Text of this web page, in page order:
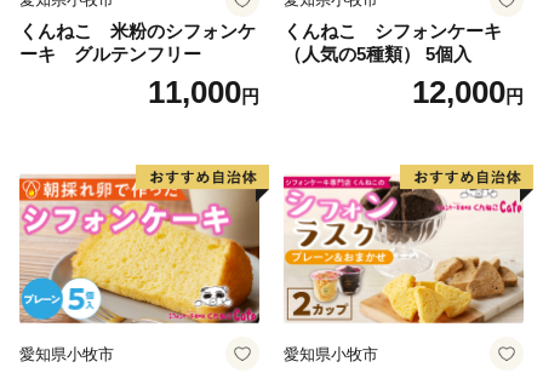
くんねこ 米粉のシフォンケ
ーキ グルテンフリー
11,000円
くんねこ シフォンケーキ
（人気の5種類） 5個入
12,000円
愛知県小牧市 愛知県小牧市